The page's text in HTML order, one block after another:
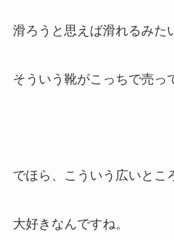
滑ろうと思えば滑れるみた
そういう靴がこっちで売っ
でほら、こういう広いとこ
大好きなんですね。